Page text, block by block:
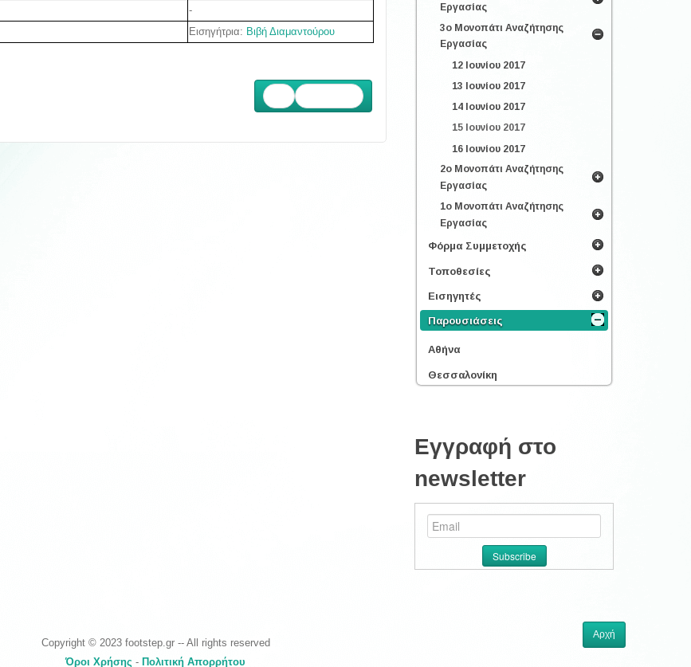
-
Εισηγήτρια: Βιβή Διαμαντούρου
Εργασίας
3ο Μονοπάτι Αναζήτησης
Εργασίας
12 Ιουνίου 2017
13 Ιουνίου 2017
14 Ιουνίου 2017
15 Ιουνίου 2017
16 Ιουνίου 2017
2ο Μονοπάτι Αναζήτησης
Εργασίας
1ο Μονοπάτι Αναζήτησης
Εργασίας
Φόρμα Συμμετοχής
Τοποθεσίες
Εισηγητές
Παρουσιάσεις
Αθήνα
Θεσσαλονίκη
Εγγραφή στο
newsletter
Copyright © 2023 footstep.gr -- All rights reserved
Όροι Χρήσης - Πολιτική Απορρήτου
Αρχή